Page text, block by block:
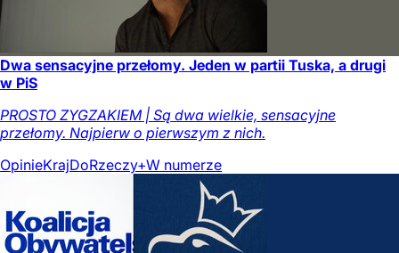
Dwa sensacyjne przełomy. Jeden w partii Tuska, a drugi
w PiS
PROSTO ZYGZAKIEM | Są dwa wielkie, sensacyjne
przełomy. Najpierw o pierwszym z nich.
OpinieKrajDoRzeczy+W numerze